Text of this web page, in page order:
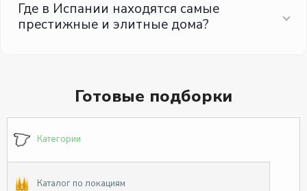
Где в Испании находятся самые
престижные и элитные дома?
Готовые подборки
Категории
Каталог по локациям